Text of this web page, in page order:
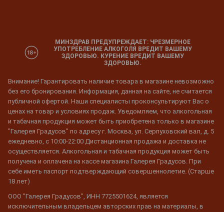
МИНЗДРАВ ПРЕДУПРЕЖДАЕТ: ЧРЕЗМЕРНОЕ
УПОТРЕБЛЕНИЕ АЛКОГОЛЯ ВРЕДИТ ВАШЕМУ
ЗДОРОВЬЮ. КУРЕНИЕ ВРЕДИТ ВАШЕМУ
ЗДОРОВЬЮ.
Внимание! Гарантировать наличие товара в магазине невозможно
без его бронирования. Информация, данная на сайте, не считается
публичной офертой. Наши специалисты проконсультируют Вас о
ценах на товар и условиях продаж. Уведомляем, что алкогольная
и табачная продукция может быть приобретена только в магазине
"Галерея Градусов" по адресу г. Москва, ул. Серпуховский вал, д. 5
ежедневно, с 10:00-22:00 Дистанционная продажа и доставка не
осуществляется. Алкогольная и табачная продукция может быть
получена и оплачена на кассе магазина Галерея Градусов. При
себе иметь паспорт подтверждающий совершеннолетие. (Старше
18 лет)
ООО "Галерея Градусов", ИНН 7725501624, является
исключительным владельцем авторских прав на материалы, в